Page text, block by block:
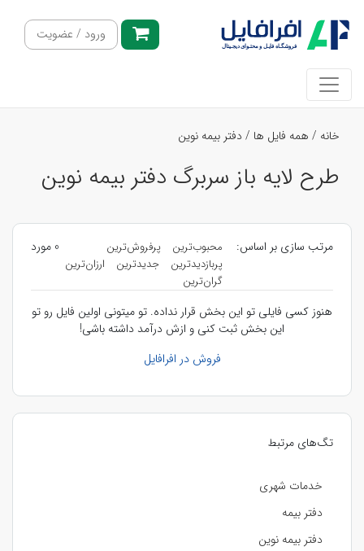
ورود / عضویت
خانه / همه فایل ها / دفتر بیمه نوین
طرح لایه باز سربرگ دفتر بیمه نوین
تگ‌های مرتبط
خدمات شهری
دفتر بیمه
دفتر بیمه نوین
مرتب سازی بر اساس: محبوب‌ترین
پرفروش‌ترین
پربازدیدترین
جدیدترین
ارزان‌ترین
گران‌ترین
0 مورد
هنوز کسی فایلی تو این بخش قرار نداده. تو میتونی اولین فایل رو تو
این بخش ثبت کنی و ازش درآمد داشته باشی!
فروش در افرافایل